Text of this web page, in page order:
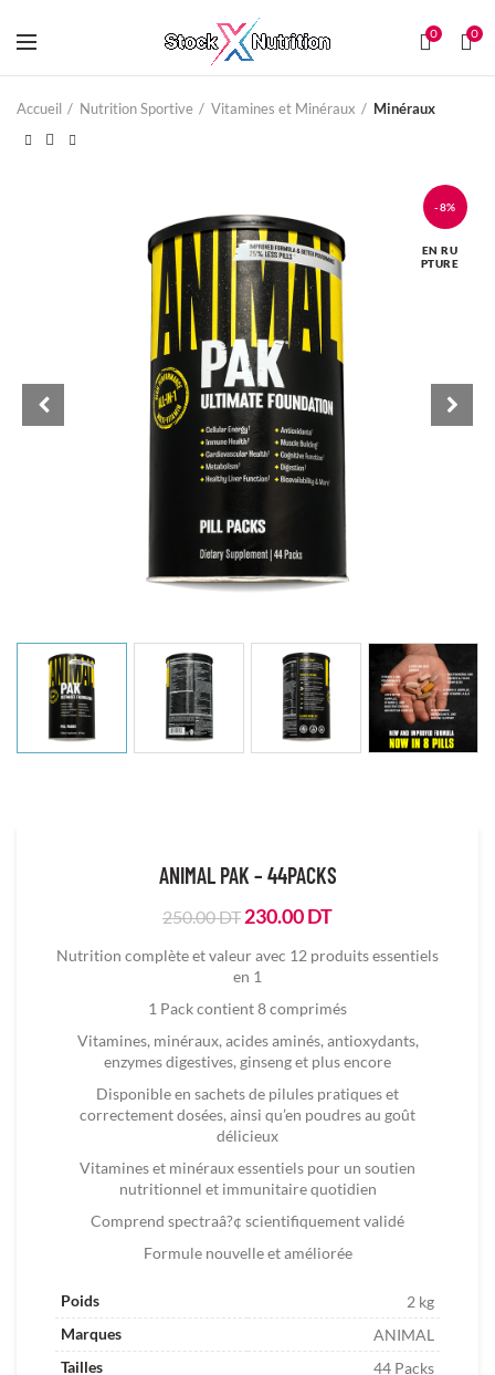
0 0
Accueil Nutrition Sportive Vitamines et Minéraux Minéraux
-8%
EN RU
PTURE
ANIMAL PAK – 44PACKS
250.00DT Le
initial
était :
250.00
DT.
230.00DTLe
actuel
230.00
DT.
Nutrition complète et valeur avec 12 produits essentiels
en 1
1 Pack contient 8 comprimés
Vitamines, minéraux, acides aminés, antioxydants,
enzymes digestives, ginseng et plus encore
Disponible en sachets de pilules pratiques et
correctement dosées, ainsi qu’en poudres au goût
délicieux
Vitamines et minéraux essentiels pour un soutien
nutritionnel et immunitaire quotidien
Comprend spectraâ?¢ scientifiquement validé
Formule nouvelle et améliorée
Poids
2 kg
Marques
ANIMAL
Tailles
44 Packs